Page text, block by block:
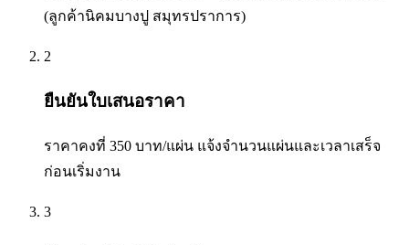
(ลูกค้านิคมบางปู สมุทรปราการ)
2
ยืนยันใบเสนอราคา
ราคาคงที่ 350 บาท/แผ่น แจ้งจำนวนแผ่นและเวลาเสร็จ
ก่อนเริ่มงาน
3